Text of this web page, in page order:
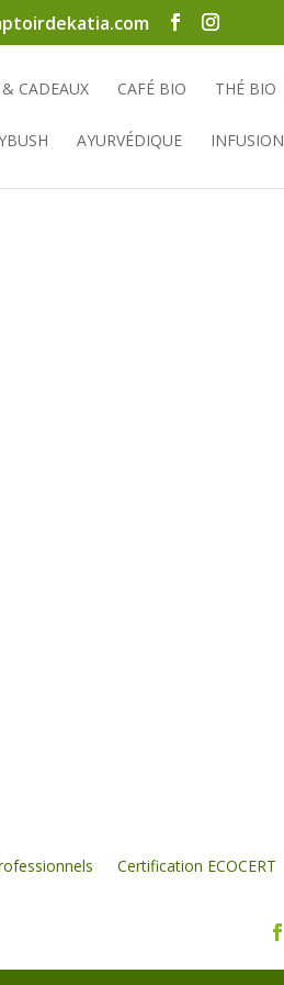
CADEAUX CAFÉ BIO THÉ BIO
AYURVÉDIQUE INFUSION
Certification ECOCERT